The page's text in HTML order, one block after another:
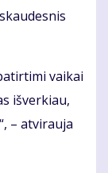
vai­kai
iš­ver­kiau,
– at­vi­rau­ja